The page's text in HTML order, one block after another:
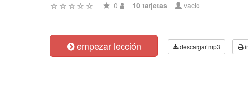
0 10 tarjetas vacio
empezar lección descargar mp3